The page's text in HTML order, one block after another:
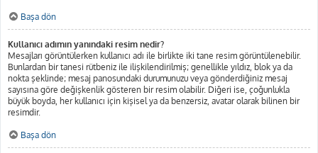
Başa dön
Kullanıcı adımın yanındaki resim nedir?
Mesajları görüntülerken kullanıcı adı ile birlikte iki tane resim görüntülenebilir.
Bunlardan bir tanesi rütbeniz ile ilişkilendirilmiş; genellikle yıldız, blok ya da
nokta şeklinde; mesaj panosundaki durumunuzu veya gönderdiğiniz mesaj
sayısına göre değişkenlik gösteren bir resim olabilir. Diğeri ise, çoğunlukla
büyük boyda, her kullanıcı için kişisel ya da benzersiz, avatar olarak bilinen bir
resimdir.
Başa dön